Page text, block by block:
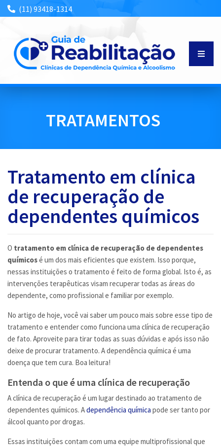
(11) 93418-1314
INTERNAÇÕES
CLÍNICAS DE REABILITAÇÃO DISPONÍVEIS NO BRASIL
RESGATE DE PACIENTES DEPENTENDE QUÍMICO
CLÍNICA DE RECUPERAÇÃO PARA TRATAMENTO DE
DEPENDENTES QUÍMICOS
BLOG
CONTATO
TRATAMENTOS
Tratamento em clínica
de recuperação de
dependentes químicos
O tratamento em clínica de recuperação de dependentes
químicosé um dos mais eficientes que existem. Isso porque,
nessas instituições o tratamento é feito de forma global. Isto é, as
intervenções terapêuticas visam recuperar todas as áreas do
dependente, como profissional e familiar por exemplo.
No artigo de hoje, você vai saber um pouco mais sobre esse tipo de
tratamento e entender como funciona uma clínica de recuperação
de fato. Aproveite para tirar todas as suas dúvidas e após isso não
deixe de procurar tratamento. A dependência química é uma
doença que tem cura. Boa leitura!
Entenda o que é uma clínica de recuperação
A clínica de recuperação é um lugar destinado ao tratamento de
dependentes químicos. Adependência química pode ser tanto por
álcool quanto por drogas.
Essas instituições contam com uma equipe multiprofissional que